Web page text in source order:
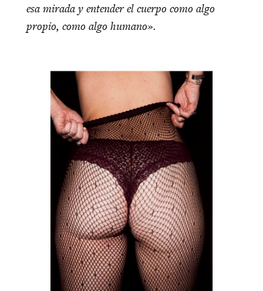
esa mirada y entender el cuerpo como algo
propio, como algo humano».